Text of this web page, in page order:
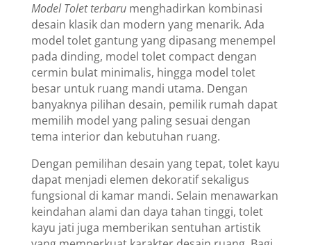
Model Tolet terbarumenghadirkan kombinasi
desain klasik dan modern yang menarik. Ada
model tolet gantung yang dipasang menempel
pada dinding, model tolet compact dengan
cermin bulat minimalis, hingga model tolet
besar untuk ruang mandi utama. Dengan
banyaknya pilihan desain, pemilik rumah dapat
memilih model yang paling sesuai dengan
tema interior dan kebutuhan ruang.
Dengan pemilihan desain yang tepat, tolet kayu
dapat menjadi elemen dekoratif sekaligus
fungsional di kamar mandi. Selain menawarkan
keindahan alami dan daya tahan tinggi, tolet
kayu jati juga memberikan sentuhan artistik